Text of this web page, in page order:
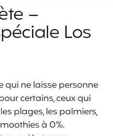
–
Los
qui ne laisse personne
certains, ceux qui
plages, les palmiers,
à 0%.